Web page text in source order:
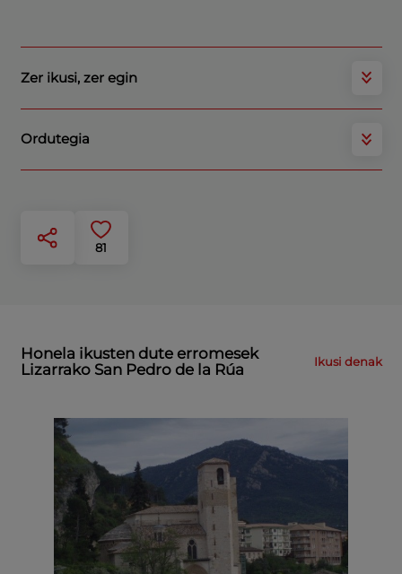
81
Zer ikusi, zer egin
Ordutegia
Honela ikusten dute erromesek
Lizarrako San Pedro de la Rúa
Ikusi denak